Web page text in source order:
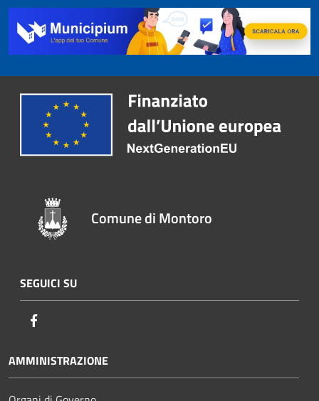
Comune di Montoro
SEGUICI SU
AMMINISTRAZIONE